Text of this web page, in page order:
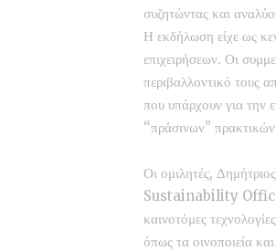
συζητώντας και
Η εκδήλωση είχε ως
επιχειρήσεων. Οι
περιβαλλοντικό τους
που υπάρχουν για την
“πράσινων”
Οι ομιλητές,
Sustainability
καινοτόμες
όπως τα οινοποιεία